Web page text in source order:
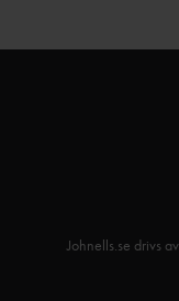
Johnells.se drivs